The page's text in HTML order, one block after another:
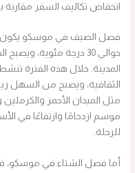
انخفاض تكاليف السفر مقارنة
فصل الصيف في موسكو يكون
حوالي 30 درجة مئوية،
المدينة. خلال هذه الفترة
الثقافية، ويصبح من السهل
مثل الميدان الأحمر
موسم ازدحامًا وارتفاعًا في
للرحلة.
أما فصل الشتاء في موسكو،